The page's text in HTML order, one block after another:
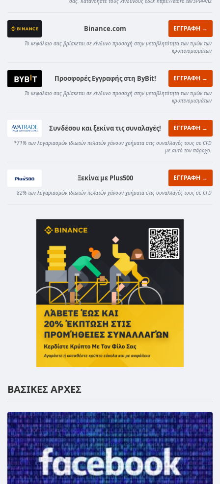
Binance.com ΕΓΓΡΑΦΗ →
Το κεφάλαιο σας βρίσκεται σε κίνδυνο προσοχή στην μεταβλητότητα των τιμών των
κρυπτνομισμάτων
Προσφορές Εγγραφής στη ByBit! ΕΓΓΡΑΦΗ →
Το κεφάλαιο σας βρίσκεται σε κίνδυνο προσοχή στην μεταβλητότητα των τιμών των
κρυπτνομισμάτων
Συνδέσου και ξεκίνα τις συναλαγές! ΕΓΓΡΑΦΗ →
*71% των λογαριασμών ιδιωτών πελατών χάνουν χρήματα στις συναλλαγές τους σε CFD
με αυτό τον πάροχο.
Ξεκίνα με Plus500 ΕΓΓΡΑΦΗ →
82% των λογαριασμών ιδιωτών πελατών χάνουν χρήματα στις συναλλαγές τους σε CFD
ΒΑΣΙΚΕΣ ΑΡΧΕΣ